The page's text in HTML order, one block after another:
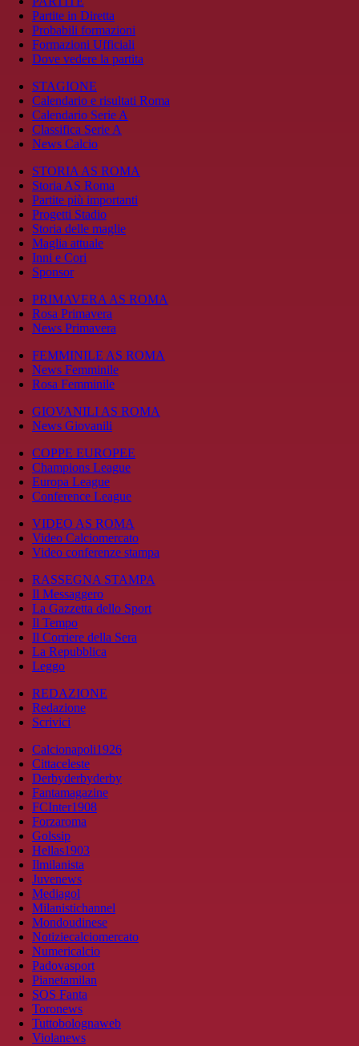
Partite in Diretta
Probabili formazioni
Formazioni Ufficiali
Dove vedere la partita
STAGIONE
Calendario e risultati Roma
Calendario Serie A
Classifica Serie A
News Calcio
STORIA AS ROMA
Storia AS Roma
Partite più importanti
Progetti Stadio
Storia delle maglie
Maglia attuale
Inni e Cori
Sponsor
PRIMAVERA AS ROMA
Rosa Primavera
News Primavera
FEMMINILE AS ROMA
News Femminile
Rosa Femminile
GIOVANILI AS ROMA
News Giovanili
COPPE EUROPEE
Champions League
Europa League
Conference League
VIDEO AS ROMA
Video Calciomercato
Video conferenze stampa
RASSEGNA STAMPA
Il Messaggero
La Gazzetta dello Sport
Il Tempo
Il Corriere della Sera
La Repubblica
Leggo
REDAZIONE
Redazione
Scrivici
Calcionapoli1926
Cittaceleste
Derbyderbyderby
Fantamagazine
FCInter1908
Forzaroma
Golssip
Hellas1903
Ilmilanista
Juvenews
Mediagol
Milanistichannel
Mondoudinese
Notiziecalciomercato
Numericalcio
Padovasport
Pianetamilan
SOS Fanta
Toronews
Tuttobolognaweb
Violanews